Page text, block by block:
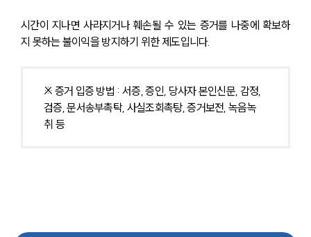
시간이 지나면 사라지거나 훼손될 수 있는 증거를 나중에 확보하
지 못하는 불이익을 방지하기 위한 제도입니다.
※ 증거 입증 방법 : 서증, 증인, 당사자 본인신문, 감정,
검증, 문서송부촉탁, 사실조회촉탕, 증거보전, 녹음녹
취 등